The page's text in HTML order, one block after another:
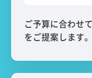
ご予算に合わせ
をご提案します。